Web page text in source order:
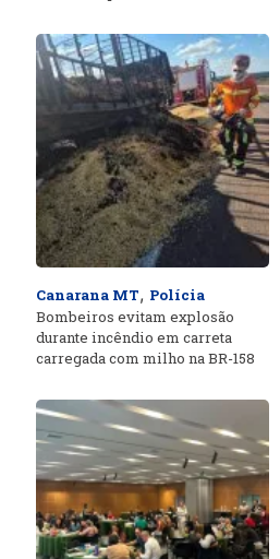
Canarana MT, Polícia
Bombeiros evitam explosão
durante incêndio em carreta
carregada com milho na BR-158